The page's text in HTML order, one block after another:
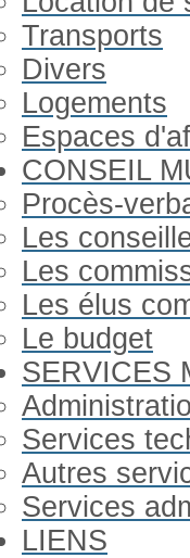
Transports
Divers
Logements
Espaces
CONSEIL
Procès-
Les
Les
Les élus
Le budget
SERVICES
Services
Autres
Services
LIENS